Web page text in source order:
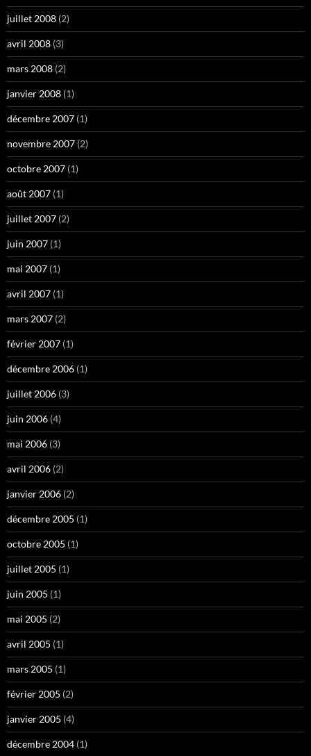
juillet 2008 (2)
avril 2008 (3)
mars 2008 (2)
janvier 2008 (1)
décembre 2007 (1)
novembre 2007 (2)
octobre 2007 (1)
août 2007 (1)
juillet 2007 (2)
juin 2007 (1)
mai 2007 (1)
avril 2007 (1)
mars 2007 (2)
février 2007 (1)
décembre 2006 (1)
juillet 2006 (3)
juin 2006 (4)
mai 2006 (3)
avril 2006 (2)
janvier 2006 (2)
décembre 2005 (1)
octobre 2005 (1)
juillet 2005 (1)
juin 2005 (1)
mai 2005 (2)
avril 2005 (1)
mars 2005 (1)
février 2005 (2)
janvier 2005 (4)
décembre 2004 (1)